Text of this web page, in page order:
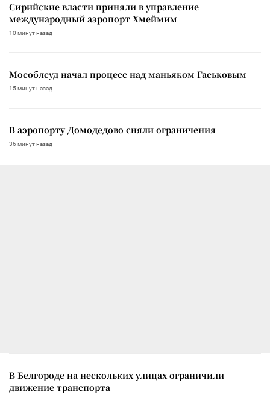
Сирийские власти приняли в управление
международный аэропорт Хмеймим
10 минут назад
Мособлсуд начал процесс над маньяком Гаськовым
15 минут назад
В аэропорту Домодедово сняли ограничения
36 минут назад
В Белгороде на нескольких улицах ограничили
движение транспорта